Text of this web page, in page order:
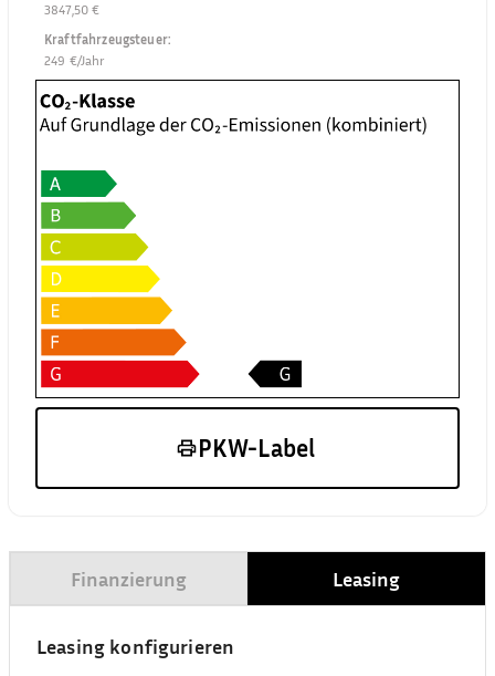
3847,50 €
Kraftfahrzeugsteuer:
249 €/Jahr
PKW-Label
Finanzierung Leasing
Leasing konfigurieren